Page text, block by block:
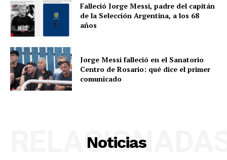
Falleció Jorge Messi, padre del capitán
de la Selección Argentina, a los 68
años
Jorge Messi falleció en el Sanatorio
Centro de Rosario: qué dice el primer
comunicado
Noticias